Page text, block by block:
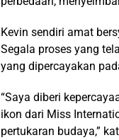
Kevin sendiri amat
Segala proses yang
yang dipercayakan
“Saya diberi
ikon dari Miss
pertukaran budaya,”